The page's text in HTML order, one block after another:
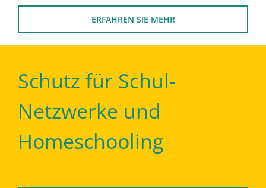
ERFAHREN SIE MEHR
Schutz für Schul-
Netzwerke und
Homeschooling